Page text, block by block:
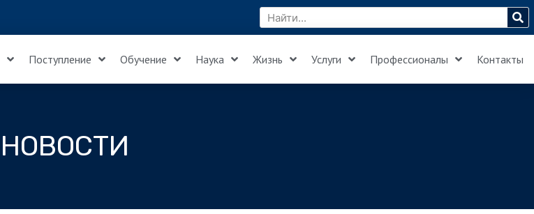
Поступление Обучение Наука Жизнь Услуги Профессионалы Контакты
НОВОСТИ